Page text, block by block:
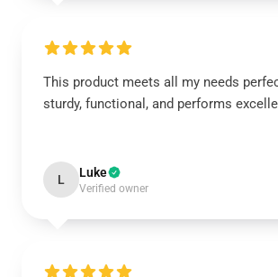
This product meets all my needs
sturdy, functional, and performs
L Luke
Verified owner